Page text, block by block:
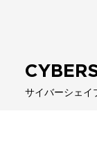
－ UNIFORM
サイバーシェイ